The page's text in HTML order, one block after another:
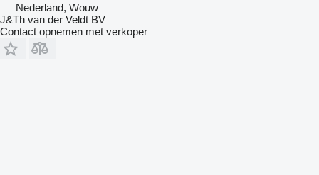
Nederland, Wouw
J&Th van der Veldt BV
Contact opnemen met verkoper